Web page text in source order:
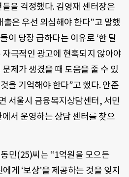
을 걱정했다. 김영재 센터장은
은 우선 의심해야 한다”고 말했
이 당장 급하다는 이유로 ‘한 달
자극적인 광고에 현혹되지 않아야
제가 생겼을 때 도움을 줄 수 있
을 기억해야 한다”고 했다. 안준
서울시 금융복지상담센터, 서민
서 운영하는 상담 센터를 찾으
민(25)씨는 “1억원을 모으든
게 ‘보상’을 제공하는 것을 잊지